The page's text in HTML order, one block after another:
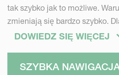
tak szybko jak to możliwe.
zmieniają się bardzo szybko.
siewnika, który zapewni
DOWIEDZ SIĘ WIĘCEJ
SZYBKA